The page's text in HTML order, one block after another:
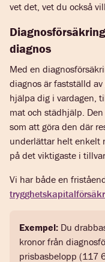
vet det, vet du också
diagnos
Med en
diagnos är fastställd
hjälpa dig i vardagen,
mat och städhjälp.
som att göra den där
underlättar helt enkelt
på det viktigaste i
Vi har både en
Exempel: Du
kronor från
prisbasbelopp (117